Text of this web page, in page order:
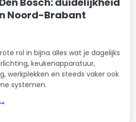
Noord-Brabant
rol in bijna alles wat je dagelijks
keukenapparatuur,
werkplekken en steeds vaker ook
systemen.